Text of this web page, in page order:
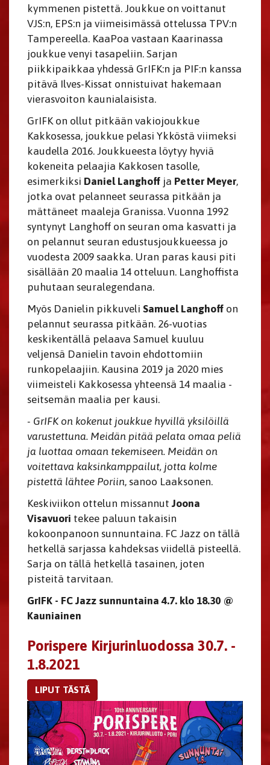
kymmenen pistettä. Joukkue on voittanut
VJS:n, EPS:n ja viimeisimässä ottelussa TPV:n
Tampereella. KaaPoa vastaan Kaarinassa
joukkue venyi tasapeliin. Sarjan
piikkipaikkaa yhdessä GrIFK:n ja PIF:n kanssa
pitävä Ilves-Kissat onnistuivat hakemaan
vierasvoiton kaunialaisista.
GrIFK on ollut pitkään vakiojoukkue
Kakkosessa, joukkue pelasi Ykköstä viimeksi
kaudella 2016. Joukkueesta löytyy hyviä
kokeneita pelaajia Kakkosen tasolle,
esimerkiksi Daniel Langhoff ja Petter Meyer,
jotka ovat pelanneet seurassa pitkään ja
mättäneet maaleja Granissa. Vuonna 1992
syntynyt Langhoff on seuran oma kasvatti ja
on pelannut seuran edustusjoukkueessa jo
vuodesta 2009 saakka. Uran paras kausi piti
sisällään 20 maalia 14 otteluun. Langhoffista
puhutaan seuralegendana.
Myös Danielin pikkuveli Samuel Langhoff on
pelannut seurassa pitkään. 26-vuotias
keskikentällä pelaava Samuel kuuluu
veljensä Danielin tavoin ehdottomiin
runkopelaajiin. Kausina 2019 ja 2020 mies
viimeisteli Kakkosessa yhteensä 14 maalia -
seitsemän maalia per kausi.
- GrIFK on kokenut joukkue hyvillä yksilöillä
varustettuna. Meidän pitää pelata omaa peliä
ja luottaa omaan tekemiseen. Meidän on
voitettava kaksinkamppailut, jotta kolme
pistettä lähtee Poriin, sanoo Laaksonen.
Keskiviikon ottelun missannut Joona
Visavuori tekee paluun takaisin
kokoonpanoon sunnuntaina. FC Jazz on tällä
hetkellä sarjassa kahdeksas viidellä pisteellä.
Sarja on tällä hetkellä tasainen, joten
pisteitä tarvitaan.
GrIFK - FC Jazz sunnuntaina 4.7. klo 18.30 @
Kauniainen
Porispere Kirjurinluodossa 30.7. -
1.8.2021
LIPUT TÄSTÄ